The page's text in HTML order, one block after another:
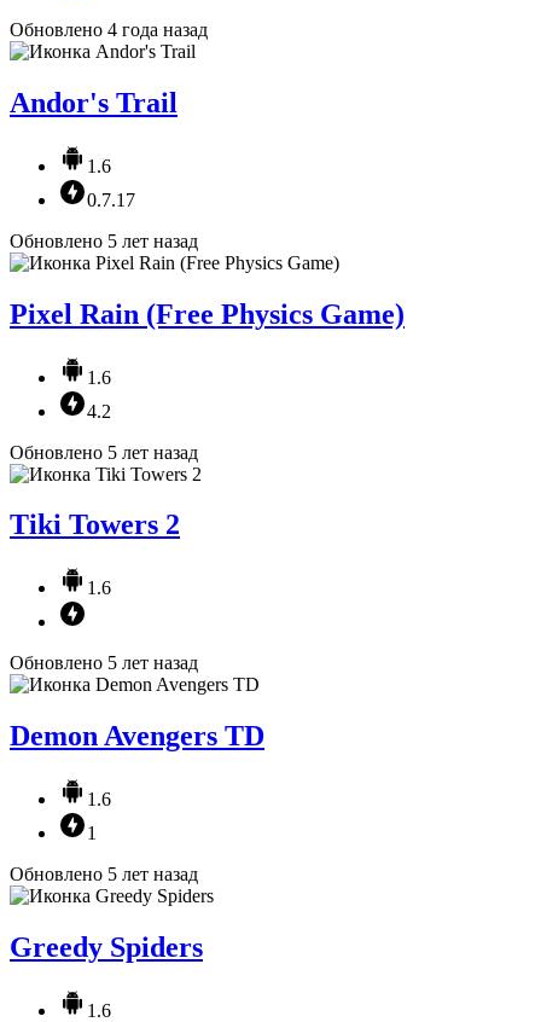
Обновлено 4 года назад
Andor's Trail
1.6
0.7.17
Обновлено 5 лет назад
Pixel Rain (Free Physics Game)
1.6
4.2
Обновлено 5 лет назад
Tiki Towers 2
1.6
Обновлено 5 лет назад
Demon Avengers TD
1.6
1
Обновлено 5 лет назад
Greedy Spiders
1.6